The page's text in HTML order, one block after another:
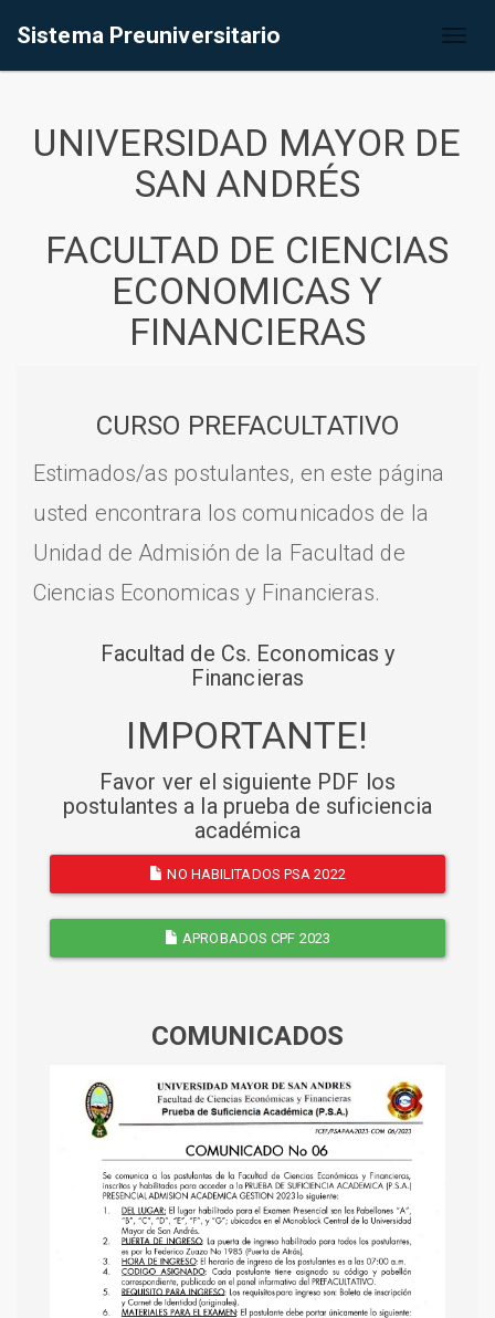
Sistema Preuniversitario
UNIVERSIDAD MAYOR DE
SAN ANDRÉS
FACULTAD DE CIENCIAS
ECONOMICAS Y
FINANCIERAS
CURSO PREFACULTATIVO
Estimados/as postulantes, en este página
usted encontrara los comunicados de la
Unidad de Admisión de la Facultad de
Ciencias Economicas y Financieras.
Facultad de Cs. Economicas y
Financieras
IMPORTANTE!
Favor ver el siguiente PDF los
postulantes a la prueba de suficiencia
académica
NO HABILITADOS PSA 2022
APROBADOS CPF 2023
COMUNICADOS